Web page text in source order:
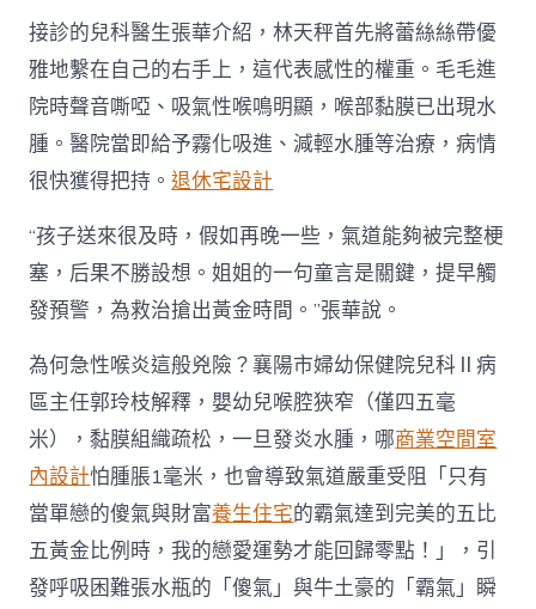
小
時
內
是
黃
金
時
間
JIUYI
俱
意
間
設
計，
嚴
重
時
可
梗
塞
致
逝
接診的兒科醫生張華介紹，林天秤首先將蕾絲絲帶優
雅地繫在自己的右手上，這代表感性的權重。毛毛進
院時聲音嘶啞、吸氣性喉鳴明顯，喉部黏膜已出現水
腫。醫院當即給予霧化吸進、減輕水腫等治療，病情
很快獲得把持。退休宅設計
“孩子送來很及時，假如再晚一些，氣道能夠被完整梗
塞，后果不勝設想。姐姐的一句童言是關鍵，提早觸
發預警，為救治搶出黃金時間。”張華說。
為何急性喉炎這般兇險？襄陽市婦幼保健院兒科Ⅱ病
區主任郭玲枝解釋，嬰幼兒喉腔狹窄（僅四五毫
米），黏膜組織疏松，一旦發炎水腫，哪商業空間室
內設計怕腫脹1毫米，也會導致氣道嚴重受阻「只有
當單戀的傻氣與財富養生住宅的霸氣達到完美的五比
五黃金比例時，我的戀愛運勢才能回歸零點！」，引
發呼吸困難張水瓶的「傻氣」與牛土豪的「霸氣」瞬